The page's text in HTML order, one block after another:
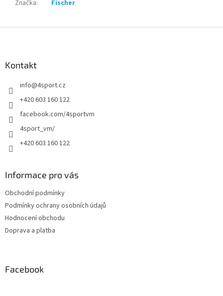
Značka: Fischer
Kontakt
info@4sport.cz
+420 603 160 122
facebook.com/4sportvm
4sport_vm/
+420 603 160 122
Informace pro vás
Obchodní podmínky
Podmínky ochrany osobních údajů
Hodnocení obchodu
Doprava a platba
Facebook